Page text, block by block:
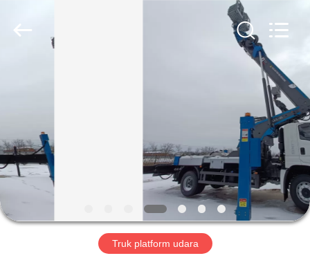
VIDEO
PERTUNJUKAN
VR
Machinery
Truk platform udara